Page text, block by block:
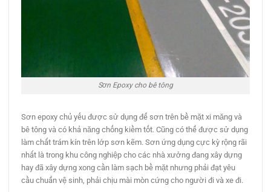
Sơn Epoxy cho bê tông
Sơn epoxy chủ yếu được sử dụng để sơn trên bề mặt xi măng và
bê tông và có khả năng chống kiềm tốt. Cũng có thể được sử dụng
làm chất trám kín trên lớp sơn kẽm. Sơn ứng dụng cực kỳ rộng rãi
nhất là trong khu công nghiệp cho các nhà xưởng đang xây dựng
hay đã xây dựng xong cần làm sạch bề mặt nhưng phải đạt yêu
cầu chuẩn vệ sinh, phải chịu mài mòn cứng cho người đi và xe đi.